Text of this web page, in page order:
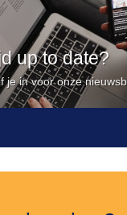
up to date?
je in voor onze